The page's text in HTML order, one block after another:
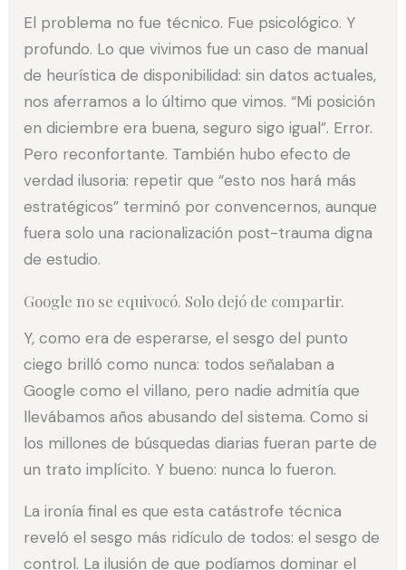
El problema no fue técnico. Fue psicológico. Y
profundo. Lo que vivimos fue un caso de manual
de heurística de disponibilidad: sin datos actuales,
nos aferramos a lo último que vimos. “Mi posición
en diciembre era buena, seguro sigo igual”. Error.
Pero reconfortante. También hubo efecto de
verdad ilusoria: repetir que “esto nos hará más
estratégicos” terminó por convencernos, aunque
fuera solo una racionalización post-trauma digna
de estudio.
Google no se equivocó. Solo dejó de compartir.
Y, como era de esperarse, el sesgo del punto
ciego brilló como nunca: todos señalaban a
Google como el villano, pero nadie admitía que
llevábamos años abusando del sistema. Como si
los millones de búsquedas diarias fueran parte de
un trato implícito. Y bueno: nunca lo fueron.
La ironía final es que esta catástrofe técnica
reveló el sesgo más ridículo de todos: el sesgo de
control. La ilusión de que podíamos dominar el